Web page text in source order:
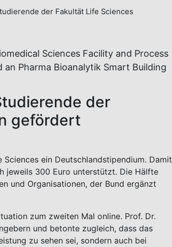
der Fakultät Life Sciences
Sciences Facility and Process
an Pharma Bioanalytik Smart Building
der
gefördert
Sciences ein Deutschlandstipendium. Damit
jeweils 300 Euro unterstützt. Die Hälfte
und Organisationen, der Bund ergänzt
zum zweiten Mal online. Prof. Dr.
und betonte zugleich, dass das
zu sehen sei, sondern auch bei